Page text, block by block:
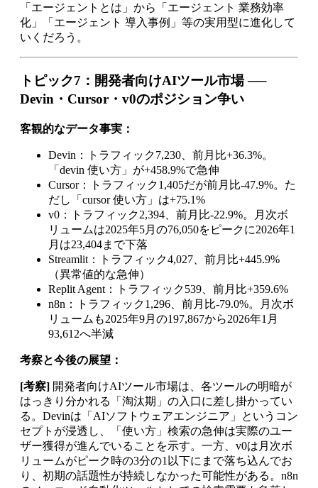
「エージェントとは」から「エージェント 業務効率
化」「エージェント 導入事例」等の実用型に進化して
いくだろう。
トピック7：開発者向けAIツール市場 ──
Devin・Cursor・v0のポジション争い
客観的なデータ事実：
Devin：トラフィック7,230、前月比+36.3%。
「devin 使い方」が+458.9%で急伸
Cursor：トラフィック1,405だが前月比-47.9%。た
だし「cursor 使い方」は+75.1%
v0：トラフィック2,394、前月比-22.9%。月次ボ
リュームは2025年5月の76,050をピークに2026年1
月は23,404まで下落
Streamlit：トラフィック4,027、前月比+445.9%
（異常値的な急伸）
Replit Agent：トラフィック539、前月比+359.6%
n8n：トラフィック1,296、前月比-79.0%。月次ボ
リュームも2025年9月の197,867から2026年1月
93,612へ半減
考察と今後の展望：
[考察] 開発者向けAIツール市場は、各ツールの明暗が
はっきり分かれる「淘汰期」の入口に差し掛かってい
る。Devinは「AIソフトウェアエンジニア」というコン
セプトが浸透し、「使い方」検索の急伸は実際のユー
ザー獲得が進んでいることを示す。一方、v0は月次ボ
リュームがピーク時の3分の1以下にまで落ち込んでお
り、初期の話題性が持続しなかった可能性がある。n8n